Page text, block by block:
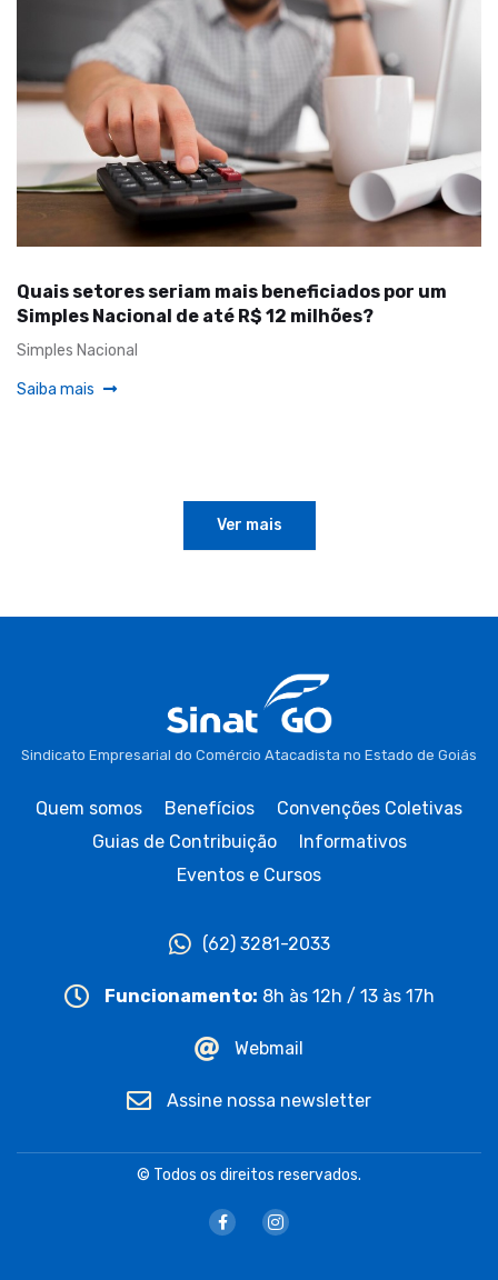
Quais setores seriam mais beneficiados por um
Simples Nacional de até R$ 12 milhões?
Simples Nacional
Saiba mais
Ver mais
Sindicato Empresarial do Comércio Atacadista no Estado de Goiás
Quem somos Benefícios
Convenções Coletivas
Guias de Contribuição
Informativos
Eventos e Cursos
(62) 3281-2033
Funcionamento: 8h às 12h / 13 às 17h
Webmail
Assine nossa newsletter
© Todos os direitos reservados.